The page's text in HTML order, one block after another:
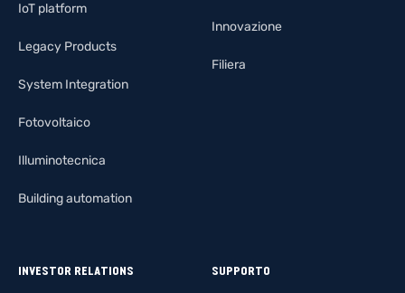
IoT platform
Legacy Products
System Integration
Fotovoltaico
Illuminotecnica
Building automation
Innovazione
Filiera
INVESTOR RELATIONS SUPPORTO